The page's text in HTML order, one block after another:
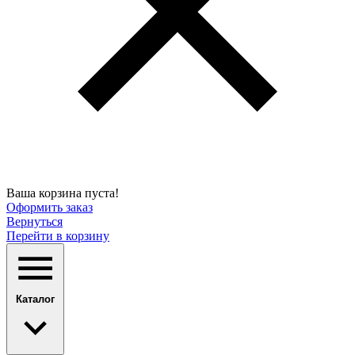
Ваша корзина пуста!
Оформить заказ
Вернуться
Перейти в корзину
Каталог